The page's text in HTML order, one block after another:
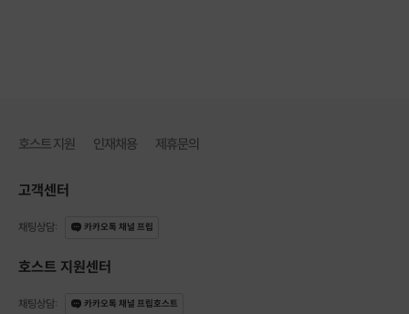
호스트 지원 인재채용 제휴문의
고객센터
채팅상담: 카카오톡 채널 프립
호스트 지원센터
채팅상담: 카카오톡 채널 프립호스트